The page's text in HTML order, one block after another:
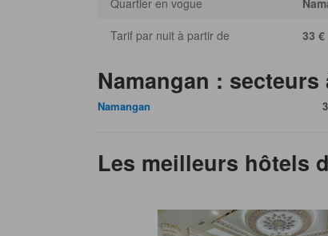
Tarif par nuit à partir de
33 €
Namangan :
Namangan
Les meilleurs hôtels